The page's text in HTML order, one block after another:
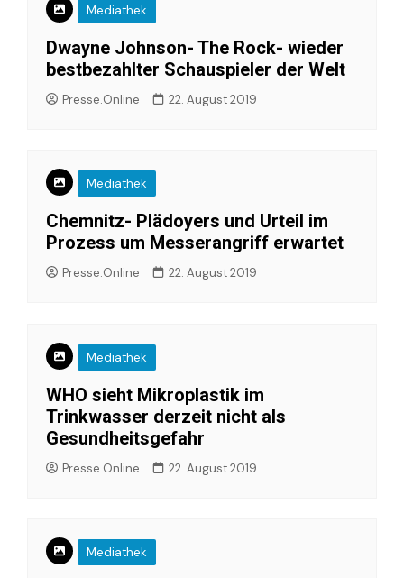
Mediathek
Dwayne Johnson- The Rock- wieder
bestbezahlter Schauspieler der Welt
Presse.Online 22. August 2019
Mediathek
Chemnitz- Plädoyers und Urteil im
Prozess um Messerangriff erwartet
Presse.Online 22. August 2019
Mediathek
WHO sieht Mikroplastik im
Trinkwasser derzeit nicht als
Gesundheitsgefahr
Presse.Online 22. August 2019
Mediathek